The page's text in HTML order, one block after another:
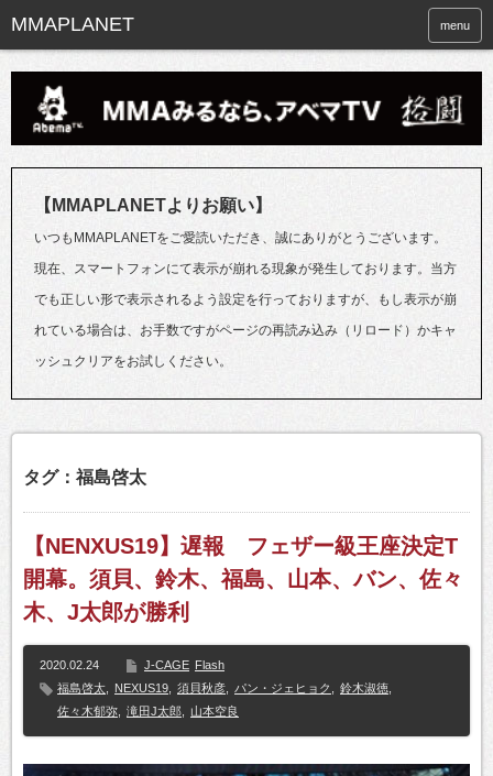
menu
【MMAPLANETよりお願い】
いつもMMAPLANETをご愛読いただき、誠にありがとうございます。
現在、スマートフォンにて表示が崩れる現象が発生しております。当方
でも正しい形で表示されるよう設定を行っておりますが、もし表示が崩
れている場合は、お手数ですがページの再読み込み（リロード）かキャ
ッシュクリアをお試しください。
タグ：福島啓太
【NENXUS19】遅報 フェザー級王座決定T
開幕。須貝、鈴木、福島、山本、バン、佐々
木、J太郎が勝利
2020.02.24 J-CAGE Flash
福島啓太
NEXUS19 須貝秋彦 パン・ジェヒョク 鈴木淑徳
佐々木郁弥
滝田J太郎 山本空良